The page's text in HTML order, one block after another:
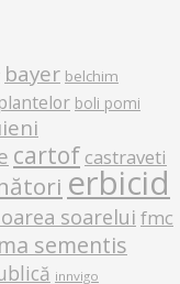
bayer belchim
boli pomi
cartof castraveti
erbicid
soarelui fmc
sementis
innvigo